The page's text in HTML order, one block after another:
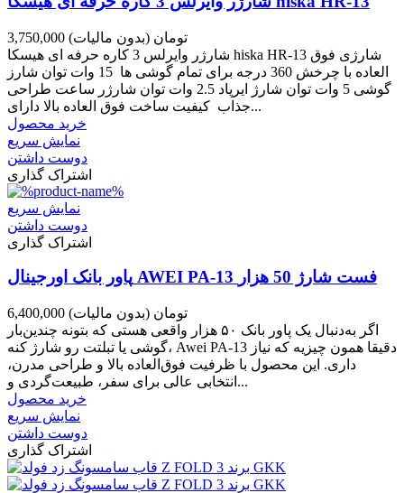
3,750,000 تومان (بدون مالیات)
شارژر وایرلس 3 کاره حرفه ای هیسکا hiska HR-13 شارژی فوق
العاده با چرخش 360 درجه برای تمام گوشی ها 15 وات توان شارز
گوشی 5 وات توان شارژ ایرپاد 2.5 وات توان شارژر ساعت طراحی
جذاب کیفیت ساخت فوق العاده بالا دارای...
خرید محصول
نمایش سریع
دوست داشتن
اشتراک گذاری
نمایش سریع
دوست داشتن
اشتراک گذاری
پاور بانک اورجینال AWEI PA-13 فست شارژ 50 هزار
6,400,000 تومان (بدون مالیات)
اگر به‌دنبال یک پاور بانک ۵۰ هزار واقعی هستی که بتونه چندین‌بار
گوشی یا تبلتت رو شارژ کنه، Awei PA-13 دقیقا همون چیزیه که نیاز
داری. این محصول با ظرفیت فوق‌العاده بالا و طراحی مدرن،
انتخابی عالی برای سفر، طبیعت‌گردی و...
خرید محصول
نمایش سریع
دوست داشتن
اشتراک گذاری